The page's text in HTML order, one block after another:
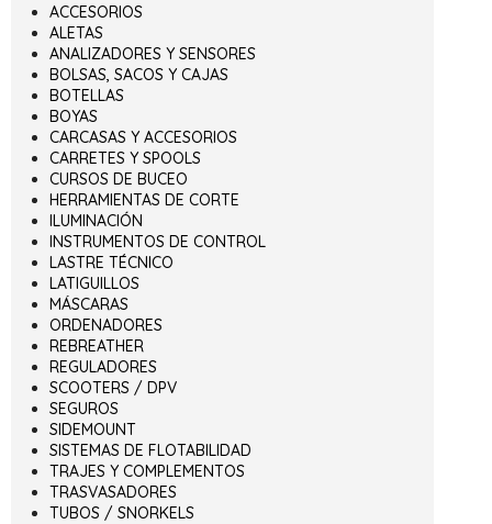
ACCESORIOS
ALETAS
ANALIZADORES Y SENSORES
BOLSAS, SACOS Y CAJAS
BOTELLAS
BOYAS
CARCASAS Y ACCESORIOS
CARRETES Y SPOOLS
CURSOS DE BUCEO
HERRAMIENTAS DE CORTE
ILUMINACIÓN
INSTRUMENTOS DE CONTROL
LASTRE TÉCNICO
LATIGUILLOS
MÁSCARAS
ORDENADORES
REBREATHER
REGULADORES
SCOOTERS / DPV
SEGUROS
SIDEMOUNT
SISTEMAS DE FLOTABILIDAD
TRAJES Y COMPLEMENTOS
TRASVASADORES
TUBOS / SNORKELS